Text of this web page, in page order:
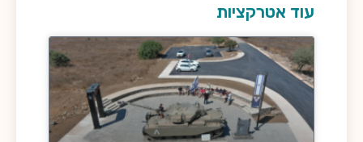
עוד אטרקציות